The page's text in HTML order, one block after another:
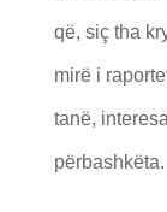
që, siç tha
mirë i
tanë,
përbashkëta.